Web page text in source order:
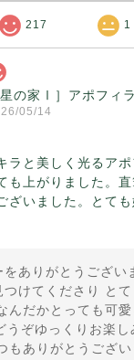
217 1
05/14
ラと美しく光るアポ
も上がりました。
ざいました。とて
をありがとうござい
つけてくださり と
んだかとっても可愛
うぞゆっくりお楽し
もありがとうござい